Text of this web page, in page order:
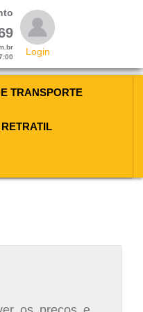
Login
TRANSPORTE